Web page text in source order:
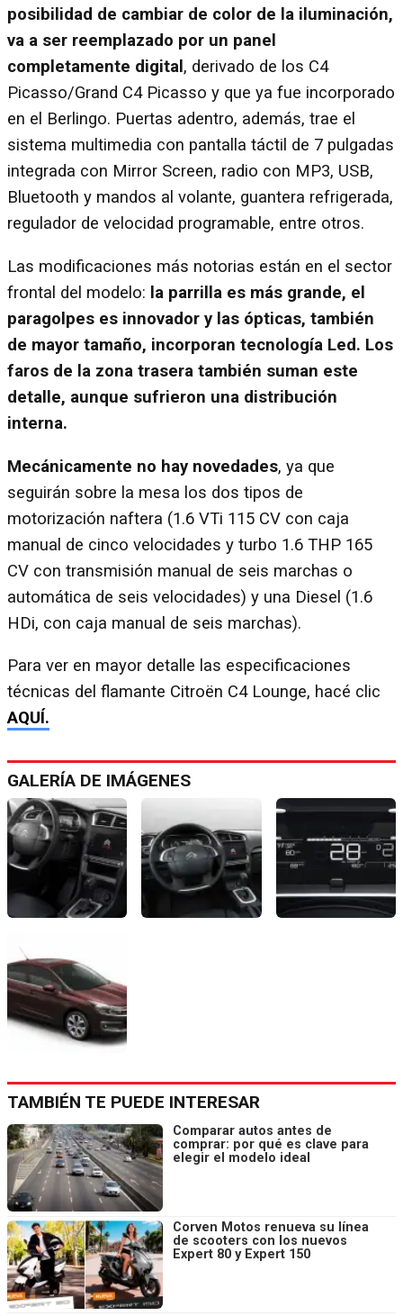
posibilidad de cambiar de color de la iluminación,
va a ser reemplazado por un panel
completamente digital, derivado de los C4
Picasso/Grand C4 Picasso y que ya fue incorporado
en el Berlingo. Puertas adentro, además, trae el
sistema multimedia con pantalla táctil de 7 pulgadas
integrada con Mirror Screen, radio con MP3, USB,
Bluetooth y mandos al volante, guantera refrigerada,
regulador de velocidad programable, entre otros.
Las modificaciones más notorias están en el sector
frontal del modelo: la parrilla es más grande, el
paragolpes es innovador y las ópticas, también
de mayor tamaño, incorporan tecnología Led. Los
faros de la zona trasera también suman este
detalle, aunque sufrieron una distribución
interna.
Mecánicamente no hay novedades, ya que
seguirán sobre la mesa los dos tipos de
motorización naftera (1.6 VTi 115 CV con caja
manual de cinco velocidades y turbo 1.6 THP 165
CV con transmisión manual de seis marchas o
automática de seis velocidades) y una Diesel (1.6
HDi, con caja manual de seis marchas).
Para ver en mayor detalle las especificaciones
técnicas del flamante Citroën C4 Lounge, hacé clic
AQUÍ.
GALERÍA DE IMÁGENES
TAMBIÉN TE PUEDE INTERESAR
Comparar autos antes de
comprar: por qué es clave para
elegir el modelo ideal
Corven Motos renueva su línea
de scooters con los nuevos
Expert 80 y Expert 150